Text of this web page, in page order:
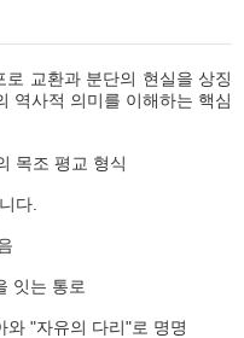
교환과 분단의 현실을 상징
역사적 의미를 이해하는 핵심
목조 평교 형식
다.
잇는 통로
"자유의 다리"로 명명